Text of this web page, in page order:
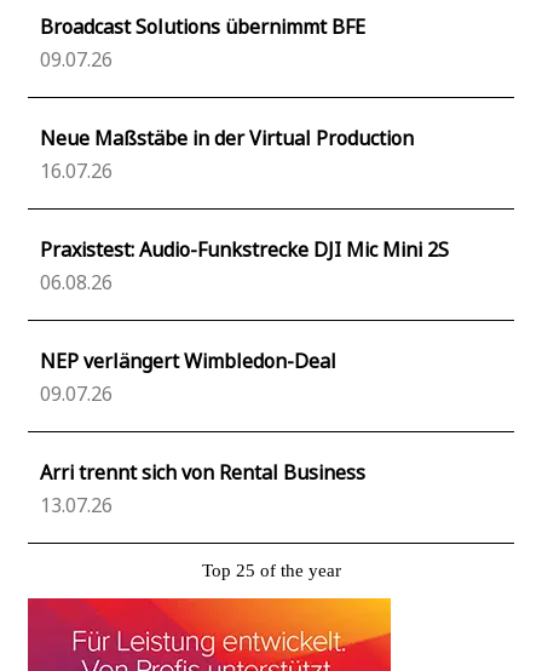
Broadcast Solutions übernimmt BFE
09.07.26
Neue Maßstäbe in der Virtual Production
16.07.26
Praxistest: Audio-Funkstrecke DJI Mic Mini 2S
06.08.26
NEP verlängert Wimbledon-Deal
09.07.26
Arri trennt sich von Rental Business
13.07.26
Top 25 of the year